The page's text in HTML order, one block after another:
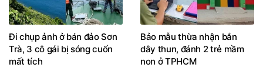
Đi chụp ảnh ở bán đảo Sơn
Trà, 3 cô gái bị sóng cuốn
mất tích
Bảo mẫu thừa nhận bắn
dây thun, đánh 2 trẻ mầm
non ở TPHCM